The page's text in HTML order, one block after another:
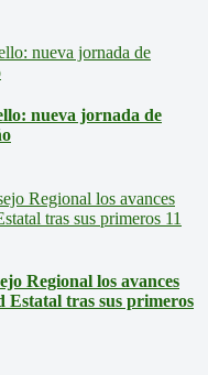
nueva jornada de
Regional los avances
Estatal tras sus primeros